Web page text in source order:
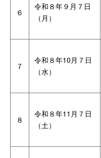
６
令和８年９月７日
（月）
７
令和８年10月７日
（水）
８
令和８年11月７日
（土）